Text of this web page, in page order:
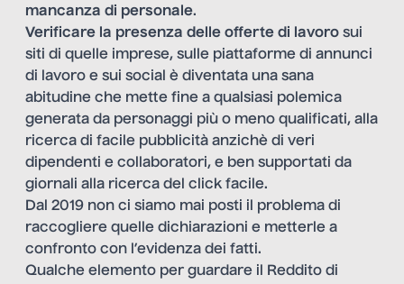
mancanza di personale.
Verificare la presenza delle offerte di lavoro sui
siti di quelle imprese, sulle piattaforme di annunci
di lavoro e sui social è diventata una sana
abitudine che mette fine a qualsiasi polemica
generata da personaggi più o meno qualificati, alla
ricerca di facile pubblicità anzichè di veri
dipendenti e collaboratori, e ben supportati da
giornali alla ricerca del click facile.
Dal 2019 non ci siamo mai posti il problema di
raccogliere quelle dichiarazioni e metterle a
confronto con l’evidenza dei fatti.
Qualche elemento per guardare il Reddito di